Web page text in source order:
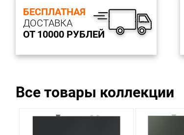
БЕСПЛАТНАЯ
ДОСТАВКА
ОТ 10000 РУБЛЕЙ
Все товары коллекции